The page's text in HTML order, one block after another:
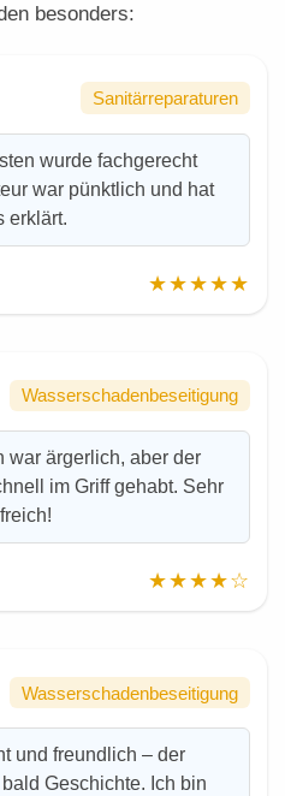
besonders:
Sanitärreparaturen
wurde fachgerecht
war pünktlich und hat
erklärt.
★★★★★
Wasserschadenbeseitigung
war ärgerlich, aber der
im Griff gehabt. Sehr
★★★★☆
Wasserschadenbeseitigung
und freundlich – der
Geschichte. Ich bin